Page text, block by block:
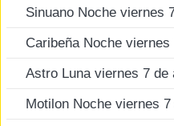
Sinuano Noche viernes
Caribeña Noche
Astro Luna viernes 7 de
Motilon Noche viernes